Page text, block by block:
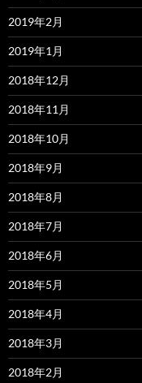
2019年2月
2019年1月
2018年12月
2018年11月
2018年10月
2018年9月
2018年8月
2018年7月
2018年6月
2018年5月
2018年4月
2018年3月
2018年2月